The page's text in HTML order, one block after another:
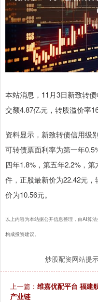
本站消息，11月3日新致转
交额4.87亿元，转股溢价率
资料显示，新致转债信用级
可转债票面利率为第一年
四年1.8%，第五年2.2%，
件，正股最新价为22.42元
价为10.56元。
以上内容为本站据公开信息整理，由AI算
构成投资建议。
炒股配资网站提
上一篇： 维嘉优配平台 福建
产业链